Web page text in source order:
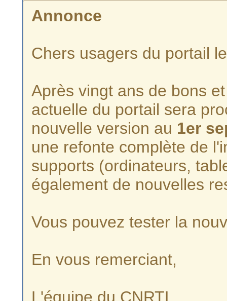
Annonce
Chers usagers du portail
Après vingt ans de bons
actuelle du portail sera
nouvelle version au 1er
une refonte complète de
supports (ordinateurs,
également de nouvelles
Vous pouvez tester la
En vous remerciant,
L'équipe du CNRTL